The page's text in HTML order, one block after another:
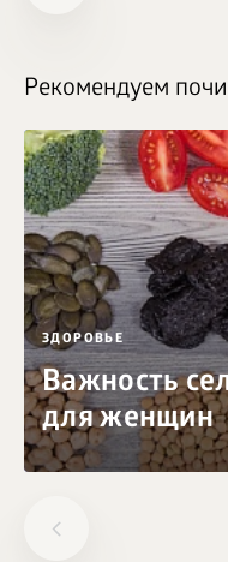
Рекомендуем
ЗДОРОВЬЕ
Важность
для женщин